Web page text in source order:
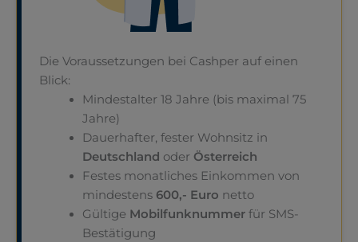
Die Voraussetzungen bei Cashper auf einen
Blick:
Mindestalter 18 Jahre (bis maximal 75
Jahre)
Dauerhafter, fester Wohnsitz in
Deutschland oder Österreich
Festes monatliches Einkommen von
mindestens 600,- Euro netto
Gültige Mobilfunknummerfür SMS-
Bestätigung